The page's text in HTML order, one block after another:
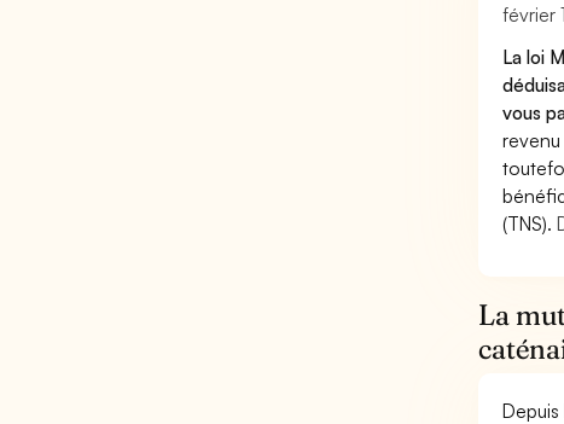
février
La loi
vous
(TNS).
La